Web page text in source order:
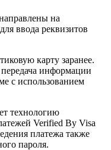
на
ввода реквизитов
карту заранее.
информации
с использованием
технологию
Verified By Visa
платежа также
пароля.